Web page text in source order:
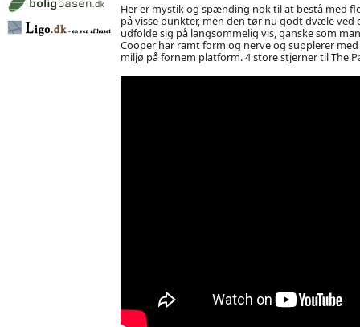
Her er mystik og spænding nok til at bestå med
på visse punkter, men den tør nu godt dvæle
udfolde sig på langsommelig vis, ganske som
Cooper har ramt form og nerve og supplerer
miljø på fornem platform. 4 store stjerner til The